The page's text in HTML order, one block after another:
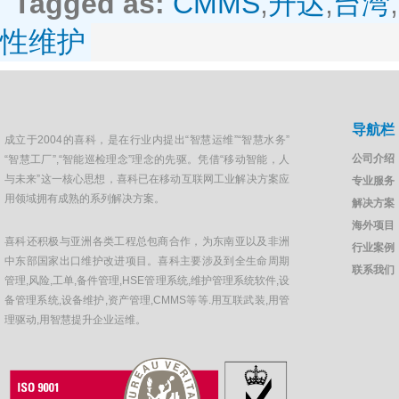
性维护
成立于2004的喜科，是在行业内提出“智慧运维”“智慧水务”
“智慧工厂”,“智能巡检理念”理念的先驱。凭借“移动智能，人
与未来”这一核心思想，喜科已在移动互联网工业解决方案应
用领域拥有成熟的系列解决方案。
喜科还积极与亚洲各类工程总包商合作，为东南亚以及非洲
中东部国家出口维护改进项目。喜科主要涉及到全生命周期
管理,风险,工单,备件管理,HSE管理系统,维护管理系统软件,设
备管理系统,设备维护,资产管理,CMMS等等.用互联武装,用管
理驱动,用智慧提升企业运维。
导航栏
公司介绍
专业服务
解决方案
海外项目
行业案例
联系我们